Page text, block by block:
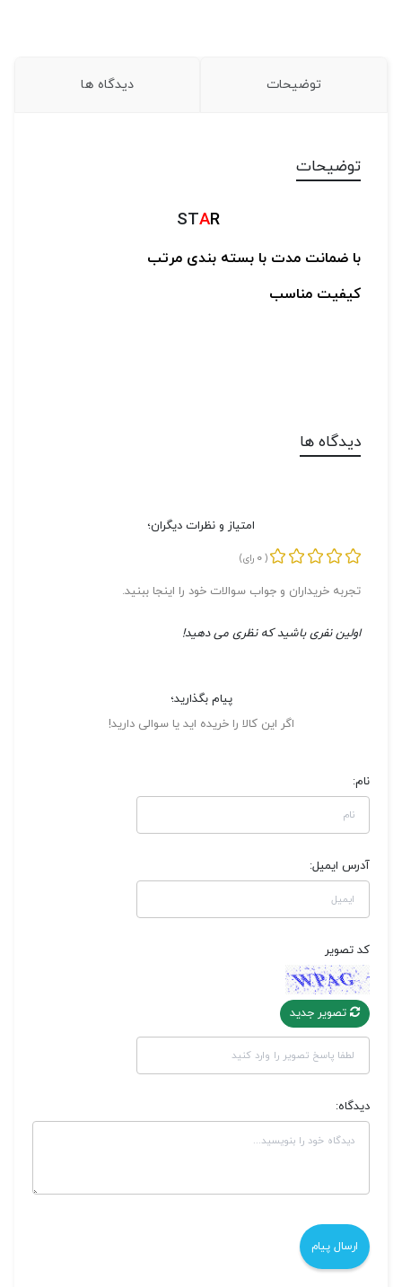
توضیحات دیدگاه ها
توضیحات
STAR
با ضمانت مدتبا بسته بندی مرتب
کیفیت مناسب
دیدگاه ها
امتیاز و نظرات دیگران؛
(
0 رای)
تجربه خریداران و جواب سوالات خود را اینجا ببنید.
اولین نفری باشید که نظری می دهید!
پیام بگذارید؛
اگر این کالا را خریده اید یا سوالی دارید!
نام:
آدرس ایمیل:
کد تصویر
تصویر جدید
دیدگاه: